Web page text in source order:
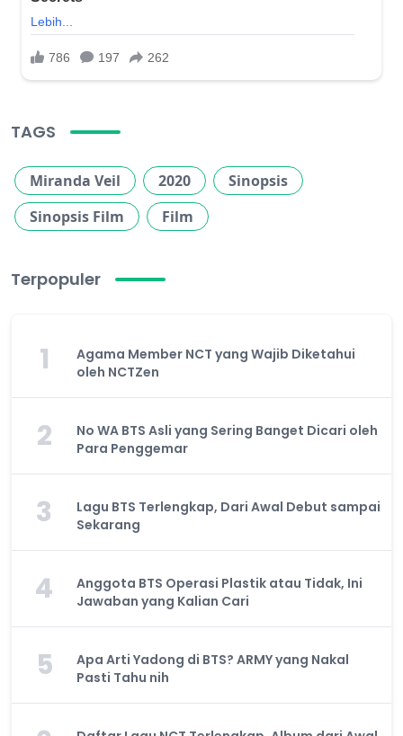
TAGS
Miranda Veil 2020
Sinopsis
Sinopsis Film
Film
Terpopuler
1
Agama Member NCT yang Wajib Diketahui
oleh NCTZen
2
No WA BTS Asli yang Sering Banget Dicari oleh
Para Penggemar
3
Lagu BTS Terlengkap, Dari Awal Debut sampai
Sekarang
4
Anggota BTS Operasi Plastik atau Tidak, Ini
Jawaban yang Kalian Cari
5
Apa Arti Yadong di BTS? ARMY yang Nakal
Pasti Tahu nih